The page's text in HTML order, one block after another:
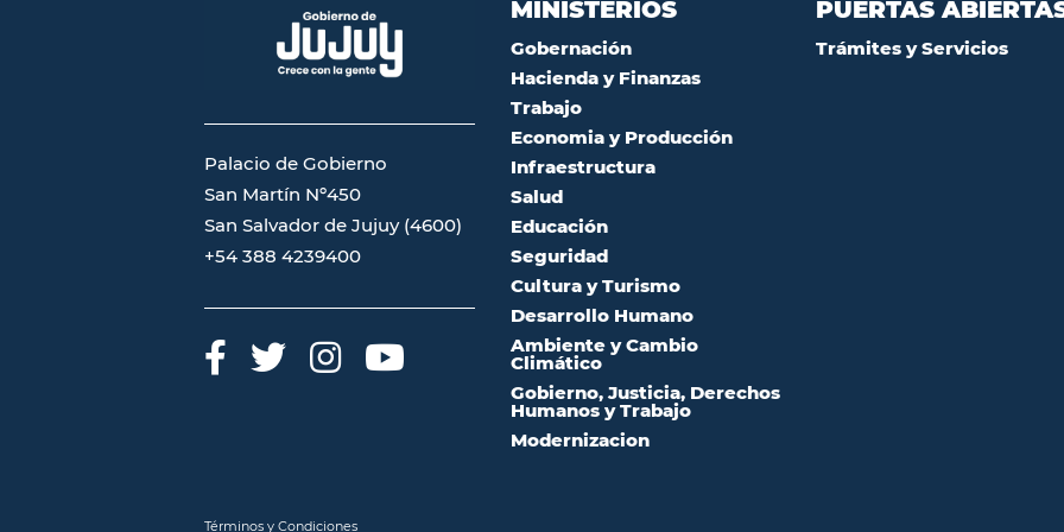
Palacio de Gobierno
San Martín Nº450
San Salvador de Jujuy (4600)
+54 388 4239400
MINISTERIOS
Gobernación
Hacienda y Finanzas
Trabajo
Economia y Producción
Infraestructura
Salud
Educación
Seguridad
Cultura y Turismo
Desarrollo Humano
Ambiente y Cambio
Climático
Gobierno, Justicia, Derechos
Humanos y Trabajo
Modernizacion
PUERTAS
Trámites y Servicios
Términos y Condiciones